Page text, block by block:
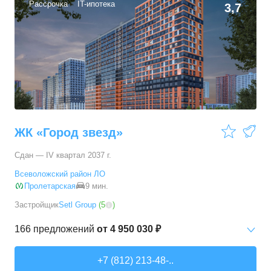
Рассрочка IT-ипотека 3,7
ЖК «Город звезд»
Сдан — IV квартал 2037 г.
Всеволожский район ЛО
Пролетарская
9 мин.
ЗастройщикSetl Group (5 )
166 предложений от 4 950 030 ₽
+7 (812) 213-48-..